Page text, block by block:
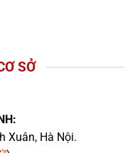
SỞ
Xuân, Hà Nội.